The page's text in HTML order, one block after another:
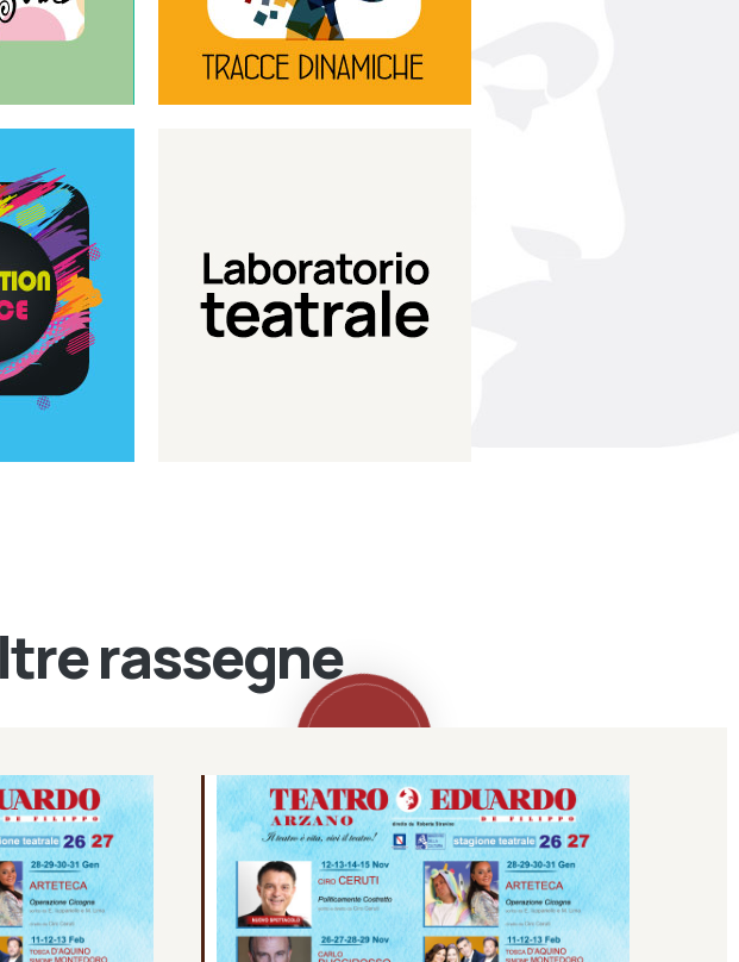
Tracce dinamiche
I Edizione
Laboratorio di teatro del
Teatro Eduardo de Filippo
rassegne